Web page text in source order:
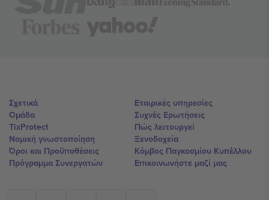
Σχετικά
Ομάδα
TixProtect
Νομική γνωστοποίηση
Όροι και Προΰποθέσεις
Πρόγραμμα Συνεργατών
Εταιρικές υπηρεσίες
Συχνές Ερωτήσεις
Πώς λειτουργεί
Ξενοδοχεία
Κόμβος Παγκοσμίου Κυπέλλου
Επικοινωνήστε μαζί μας